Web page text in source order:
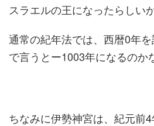
スラエルの王になったらしいか
通常の紀年法では、西暦0年
で言うとー1003年になるのか
ちなみに伊勢神宮は、紀元前